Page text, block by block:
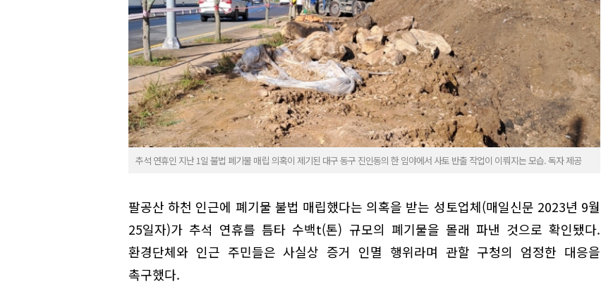
추석 연휴인 지난 1일 불법 폐기물 매립 의혹이 제기된 대구 동구 진인동의 한 임야에서 사토 반출 작업이 이뤄지는 모습. 독자 제공
팔공산 하천 인근에 폐기물 불법 매립했다는 의혹을 받는 성토업체(매일신문 2023년 9월
25일자)가 추석 연휴를 틈타 수백t(톤) 규모의 폐기물을 몰래 파낸 것으로 확인됐다.
환경단체와 인근 주민들은 사실상 증거 인멸 행위라며 관할 구청의 엄정한 대응을
촉구했다.